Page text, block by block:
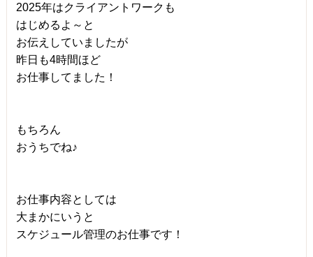
2025年はクライアントワークも
はじめるよ～と
お伝えしていましたが
昨日も4時間ほど
お仕事してました！
もちろん
おうちでね♪
お仕事内容としては
大まかにいうと
スケジュール管理のお仕事です！